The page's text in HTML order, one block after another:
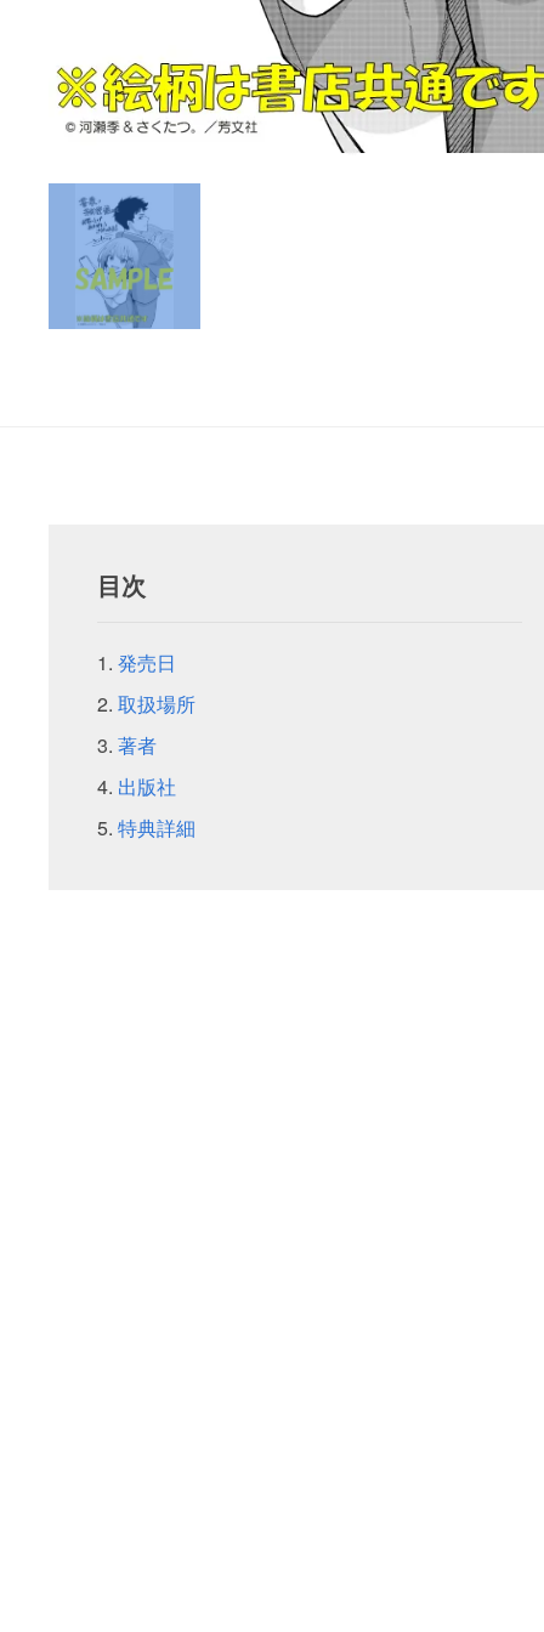
目次
発売日
取扱場所
著者
出版社
特典詳細